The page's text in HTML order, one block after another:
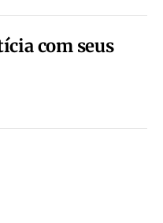
com seus